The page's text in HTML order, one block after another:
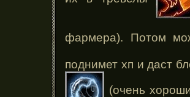
фармера). Потом
поднимет хп и даст
(очень